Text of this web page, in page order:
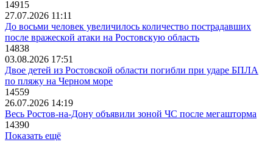
14915
27.07.2026 11:11
До восьми человек увеличилось количество пострадавших
после вражеской атаки на Ростовскую область
14838
03.08.2026 17:51
Двое детей из Ростовской области погибли при ударе БПЛА
по пляжу на Черном море
14559
26.07.2026 14:19
Весь Ростов-на-Дону объявили зоной ЧС после мегашторма
14390
Показать ещё